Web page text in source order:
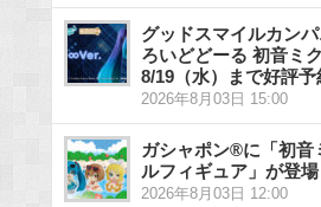
グッドスマイルカン
ろいどどーる 初音ミ
8/19（水）まで好評予
2026年8月03日 15:00
ガシャポン®に「初音
ルフィギュア」が登場
2026年8月03日 12:00